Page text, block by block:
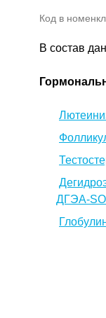
Код в
В состав
ДГЭА-